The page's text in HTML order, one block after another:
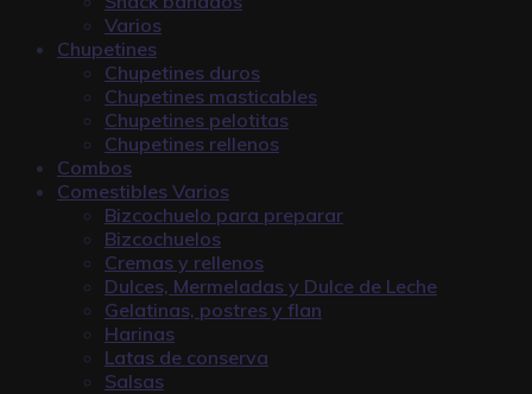
Varios
Chupetines
Chupetines duros
Chupetines masticables
Chupetines pelotitas
Chupetines rellenos
Combos
Comestibles Varios
Bizcochuelo para preparar
Bizcochuelos
Cremas y rellenos
Dulces, Mermeladas y Dulce de Leche
Gelatinas, postres y flan
Harinas
Latas de conserva
Salsas